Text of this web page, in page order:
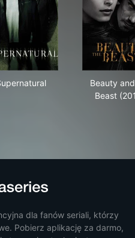
Beauty
Beast
dla fanów seriali, którzy
Pobierz aplikację za darmo,